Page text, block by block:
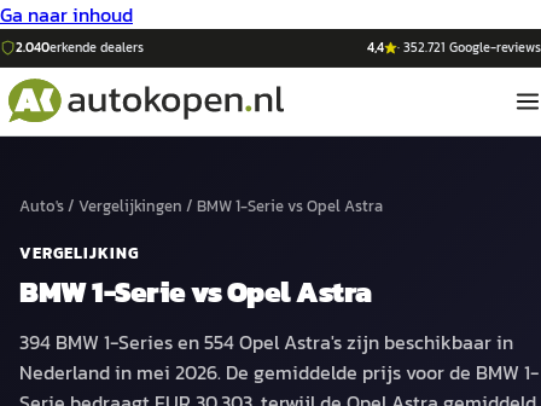
Ga naar inhoud
2.040erkende dealers 4,4 ·352.721 Google-reviews
Auto's/ Vergelijkingen / BMW 1-SerievsOpel Astra
VERGELIJKING
BMW 1-SerievsOpel Astra
394 BMW 1-Series en 554 Opel Astra's zijn beschikbaar in
Nederland in mei 2026. De gemiddelde prijs voor de BMW 1-